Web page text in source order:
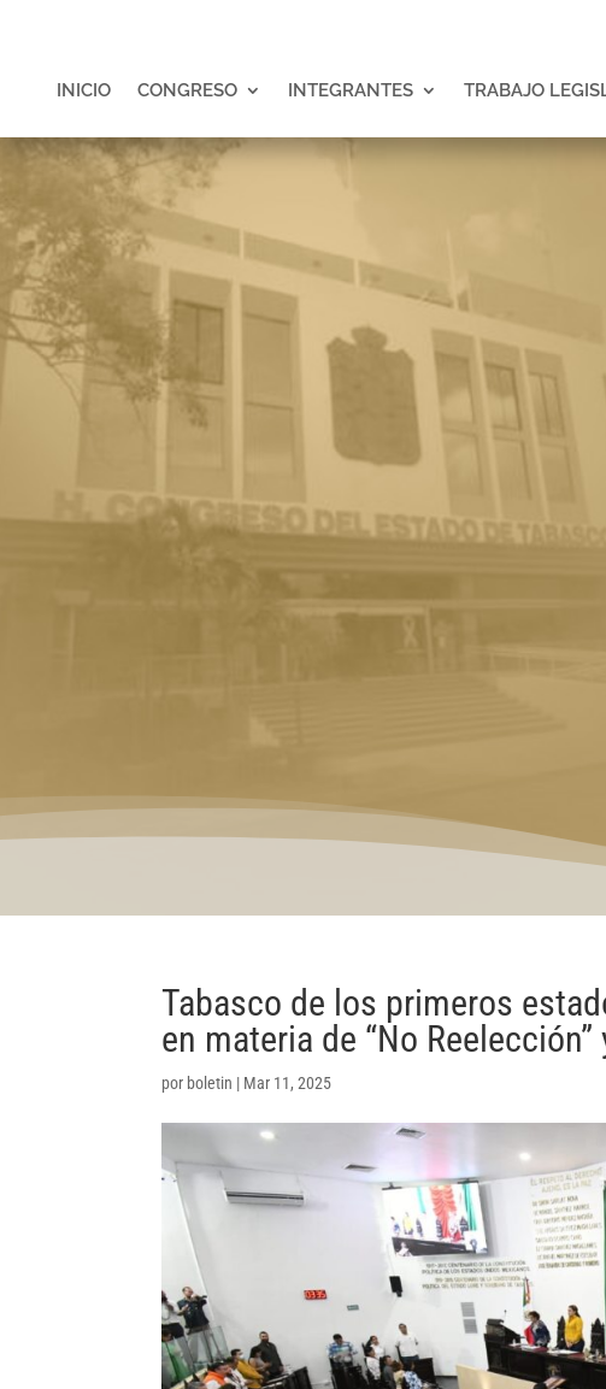
INICIO CONGRESO INTEGRANTES TRABAJO
Tabasco de los primeros
en materia de “No
por boletin | Mar 11, 2025